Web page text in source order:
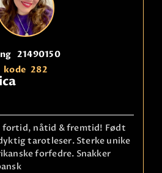
21490150
kode 282
fortid, nåtid & fremtid! Født
tarotleser. Sterke unike
forfedre. Snakker